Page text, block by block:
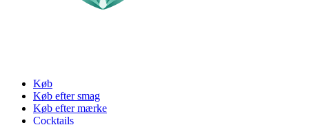
Køb
Køb efter smag
Køb efter mærke
Cocktails